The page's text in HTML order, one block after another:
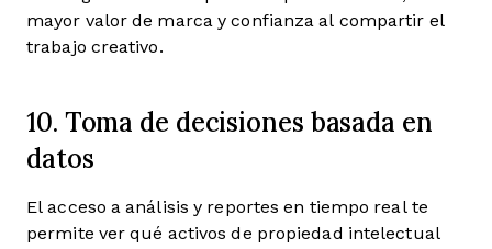
mayor valor de marca y confianza al compartir el
trabajo creativo.
10. Toma de decisiones basada en
datos
El acceso a análisis y reportes en tiempo real te
permite ver qué activos de propiedad intelectual